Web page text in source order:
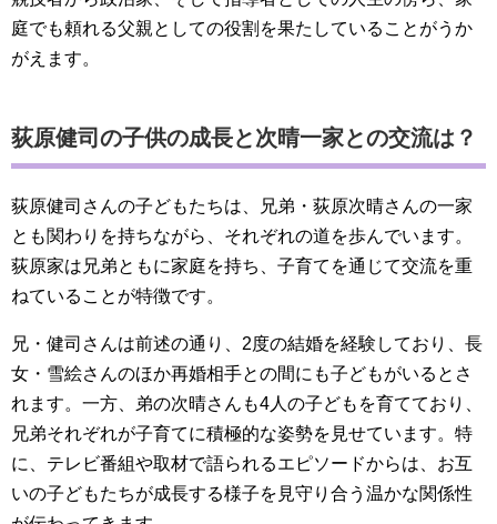
庭でも頼れる父親としての役割を果たしていることがうか
がえます。
荻原健司の子供の成長と次晴一家との交流は？
荻原健司さんの子どもたちは、兄弟・荻原次晴さんの一家
とも関わりを持ちながら、それぞれの道を歩んでいます。
荻原家は兄弟ともに家庭を持ち、子育てを通じて交流を重
ねていることが特徴です。
兄・健司さんは前述の通り、2度の結婚を経験しており、長
女・雪絵さんのほか再婚相手との間にも子どもがいるとさ
れます。一方、弟の次晴さんも4人の子どもを育てており、
兄弟それぞれが子育てに積極的な姿勢を見せています。特
に、テレビ番組や取材で語られるエピソードからは、お互
いの子どもたちが成長する様子を見守り合う温かな関係性